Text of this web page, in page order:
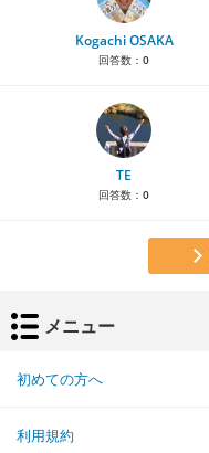
Kogachi OSAKA
回答数： 0
TE
回答数： 0
メニュー
初めての方へ
利用規約